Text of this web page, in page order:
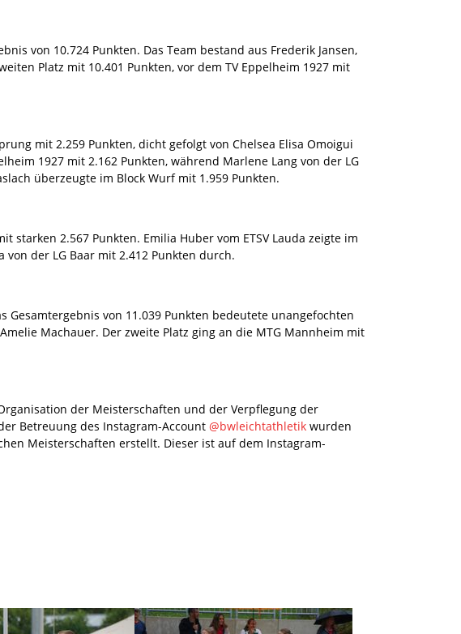
von 10.724 Punkten. Das Team bestand aus Frederik Jansen,
Platz mit 10.401 Punkten, vor dem TV Eppelheim 1927 mit
mit 2.259 Punkten, dicht gefolgt von Chelsea Elisa Omoigui
1927 mit 2.162 Punkten, während Marlene Lang von der LG
überzeugte im Block Wurf mit 1.959 Punkten.
2.567 Punkten. Emilia Huber vom ETSV Lauda zeigte im
von der LG Baar mit 2.412 Punkten durch.
Gesamtergebnis von 11.039 Punkten bedeutete unangefochten
Machauer. Der zweite Platz ging an die MTG Mannheim mit
der Meisterschaften und der Verpflegung der
Betreuung des Instagram-Account @bwleichtathletik wurden
Meisterschaften erstellt. Dieser ist auf dem Instagram-